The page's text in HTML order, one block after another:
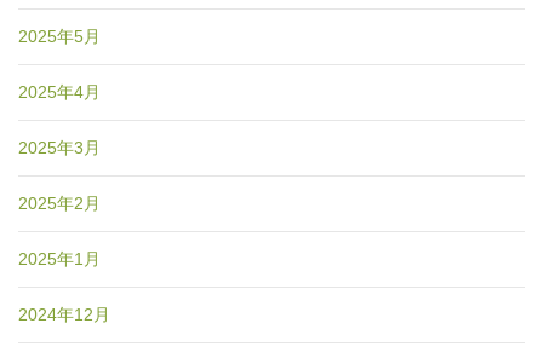
2025年5月
2025年4月
2025年3月
2025年2月
2025年1月
2024年12月